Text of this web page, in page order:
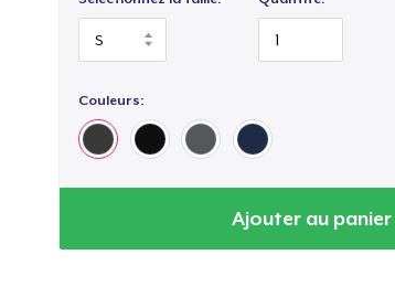
Couleurs:
Ajouter au panier